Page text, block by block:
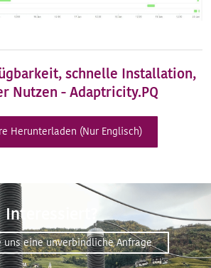
schnelle Installation,
Nutzen - Adaptricity.PQ
Herunterladen (Nur Englisch)
Interessiert?
uns eine unverbindliche Anfrage